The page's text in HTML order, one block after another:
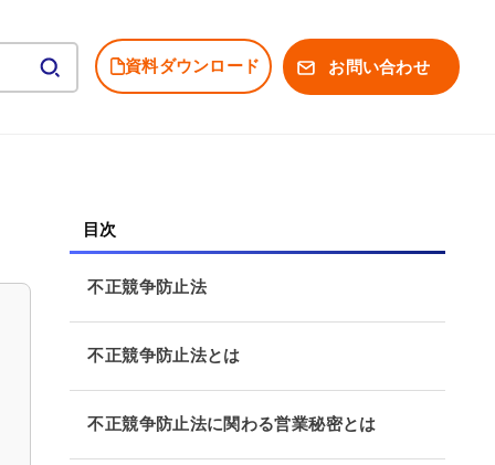
資料ダウンロード お問い合わせ
不正競争防止法
不正競争防止法とは
不正競争防止法に関わる営業秘密とは